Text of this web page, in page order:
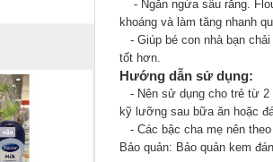
- Ngăn ngừa sâu răng.
khoáng và làm tăng nhanh
- Giúp bé con nhà bạn
tốt hơn.
Hướng dẫn sử dụng:
- Nên sử dụng cho trẻ từ
kỹ lưỡng sau bữa ăn hoặc
- Các bậc cha mẹ nên
Bảo quản: Bảo quản kem